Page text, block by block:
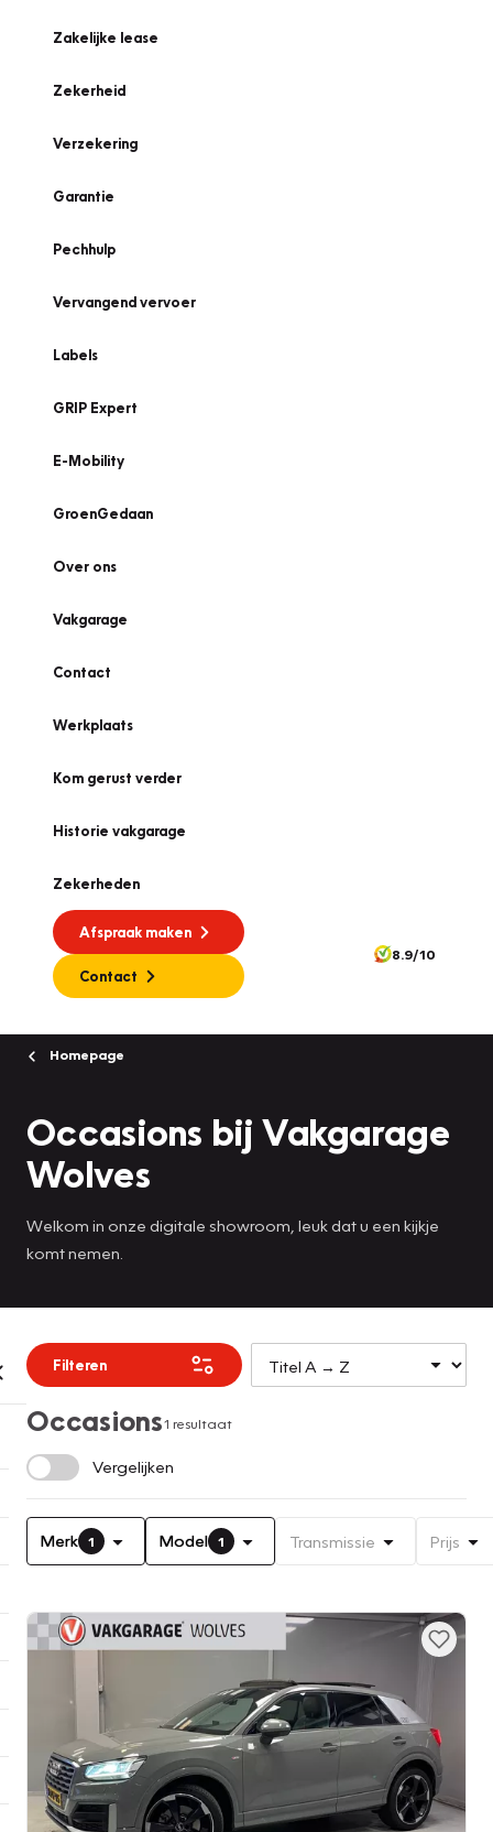
Zakelijke lease
Zekerheid
Verzekering
Garantie
Pechhulp
Vervangend vervoer
Labels
GRIP Expert
E-Mobility
GroenGedaan
Over ons
Vakgarage
Contact
Werkplaats
Kom gerust verder
Historie vakgarage
Zekerheden
Afspraak maken
Contact
8.9/10
Homepage
Occasions bij Vakgarage
Wolves
Welkom in onze digitale showroom, leuk dat u een kijkje
komt nemen.
Filteren
Occasions1 resultaat
Vergelijken
Merk 1 Model 1 Transmissie Prijs